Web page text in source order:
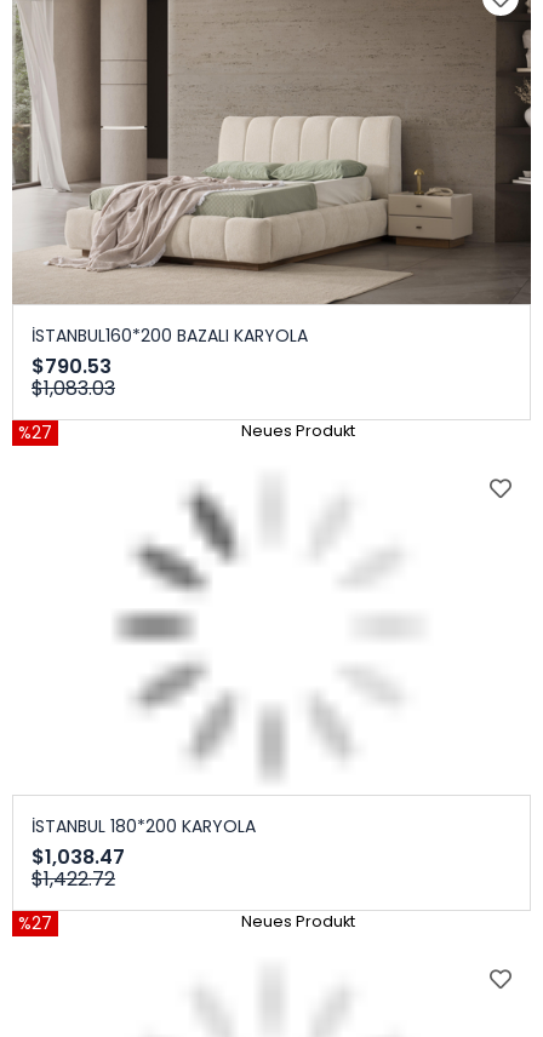
İSTANBUL160*200 BAZALI KARYOLA
$790.53
$1,083.03
%27 Neues Produkt
İSTANBUL 180*200 KARYOLA
$1,038.47
$1,422.72
%27 Neues Produkt